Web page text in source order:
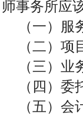
师事务所应
（一）
（二）
（三）
（四）
（五）